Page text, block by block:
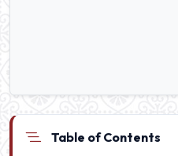
Table of Contents